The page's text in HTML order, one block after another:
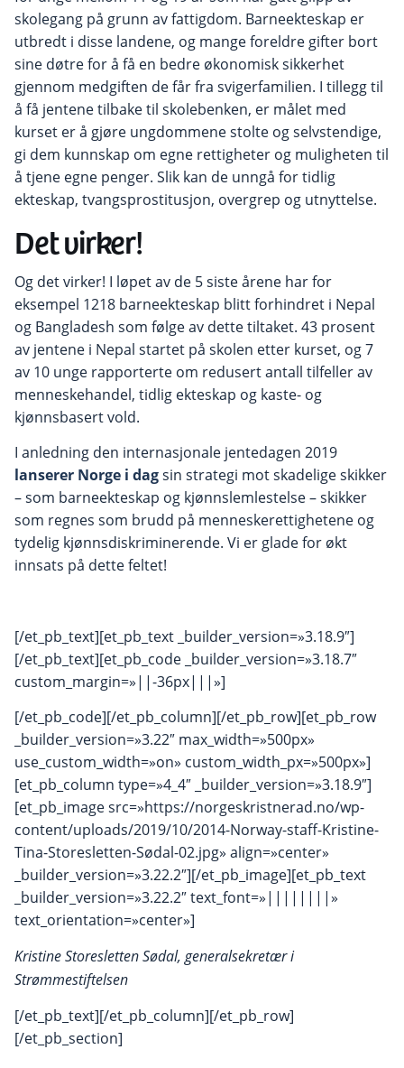
skolegang på grunn av fattigdom. Barneekteskap er
utbredt i disse landene, og mange foreldre gifter bort
sine døtre for å få en bedre økonomisk sikkerhet
gjennom medgiften de får fra svigerfamilien. I tillegg til
å få jentene tilbake til skolebenken, er målet med
kurset er å gjøre ungdommene stolte og selvstendige,
gi dem kunnskap om egne rettigheter og muligheten til
å tjene egne penger. Slik kan de unngå for tidlig
ekteskap, tvangsprostitusjon, overgrep og utnyttelse.
Det virker!
Og det virker! I løpet av de 5 siste årene harfor
eksempel 1218 barneekteskap blitt forhindret i Nepal
og Bangladesh som følge av dette tiltaket. 43 prosent
av jentene i Nepal startet på skolen etter kurset, og 7
av 10 unge rapporterte om redusert antall tilfeller av
menneskehandel, tidlig ekteskap og kaste- og
kjønnsbasert vold.
I anledning den internasjonale jentedagen 2019
lanserer Norge i dagsin strategi mot skadelige skikker
–som barneekteskap og kjønnslemlestelse – skikker
som regnes som brudd på menneskerettighetene og
tydelig kjønnsdiskriminerende. Vi er glade for økt
innsats på dette feltet!
[/et_pb_text][et_pb_text _builder_version=»3.18.9″]
[/et_pb_text][et_pb_code _builder_version=»3.18.7″
custom_margin=»||-36px|||»]
[/et_pb_code][/et_pb_column][/et_pb_row][et_pb_row
_builder_version=»3.22″ max_width=»500px»
use_custom_width=»on» custom_width_px=»500px»]
[et_pb_column type=»4_4″ _builder_version=»3.18.9″]
[et_pb_image src=»https://norgeskristnerad.no/wp-
content/uploads/2019/10/2014-Norway-staff-Kristine-
Tina-Storesletten-Sødal-02.jpg» align=»center»
_builder_version=»3.22.2″][/et_pb_image][et_pb_text
_builder_version=»3.22.2″ text_font=»||||||||»
text_orientation=»center»]
KristineStoreslettenSødal, generalsekretær i
Strømmestiftelsen
[/et_pb_text][/et_pb_column][/et_pb_row]
[/et_pb_section]